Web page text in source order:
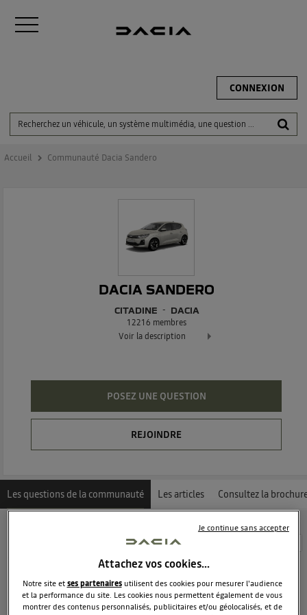
CONNEXION
Accueil Communauté Dacia Sandero
DACIA SANDERO
CITADINE DACIA
12216 membres
Voir la description
POSEZ UNE QUESTION
REJOINDRE
Les questions de la communauté Les articles Consultez la
Découvrez les 8684 questions sur Dacia Sandero -
momobread
Le4 février 2019à12:10
Attachez vos cookies…
Notre site etses partenairesutilisent des cookies pour mesurer l'audience
et la performance du site. Les cookies nous permettent également de vous
montrer des contenus personnalisés, publicitaires et/ou géolocalisés, et de
Je continue sans accepter